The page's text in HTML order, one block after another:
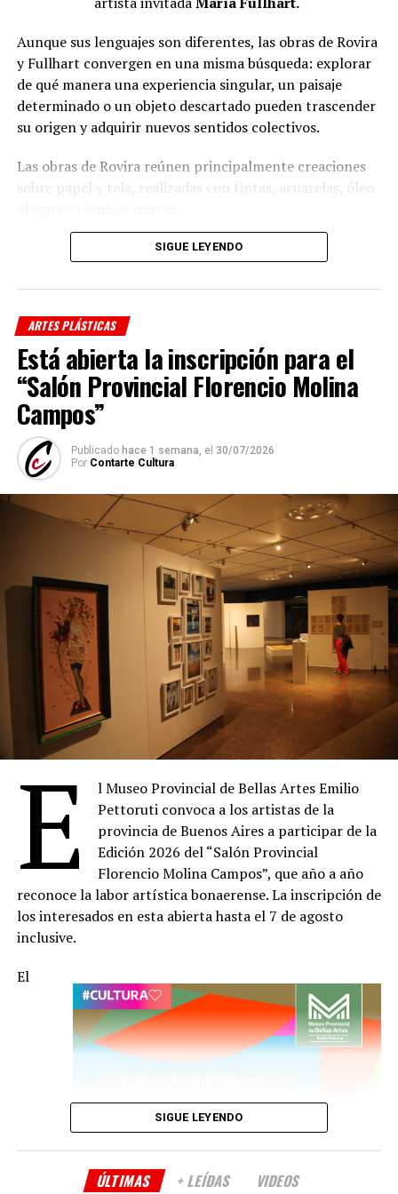
El evento es organizado por la Municipalidad de La Plata
colaboración de la Fundación Fortabat y la Universidad
Católica de La Plata.
(Fuente: Prensa Municipalidad de La Plata)
Aunque sus lenguajes son diferentes, las obras de Rovira
y Fullhart convergen en una misma búsqueda: explorar
de qué manera una experiencia singular, un paisaje
determinado o un objeto descartado pueden trascender
su origen y adquirir nuevos sentidos colectivos.
Las obras de Rovira reúnen principalmente creaciones
sobre papel y tela, realizadas con tintas, acuarelas, óleo
Entre las piezas que integran la muestra se
realizado en 2020, junto con acuarelas y dibujos en tinta
comoMis montañas
La propuesta de Fullhart, por su parte, fue construida a
partir de materiales recuperados y objetos que
perdieron su función original, con técnicas de
ensamblaje, intervención y reutilización para otorgarles
un nuevo valor simbólico y comunicacional.
La exposición puede visitarse de lunes a viernes, de 10 a
15, hasta mediados de septiembre en la icónica “caja de
cristal” de la Casa Matriz del Banco Ciudad ubicada en
Florida 302, en el microcentro porteño.
Todas las obras están disponibles en el catálogo de la
tienda de arte online.
Quién es Rosa Rovira
Rosa Rovira nació en Quilmes, provincia de Buenos Aires.
Es dibujante, pintora, docente y escritora, y egresó de la
Facultad de Filosofía y Letras de la Universidad de
Buenos Aires. Es miembro de la Sociedad Argentina de
Artes y de asociaciones de artistas visuales de Noruega y
Barcelona.
Desde la década de 1980 participa en salones
municipales, provinciales, nacionales e internacionales,
y ha realizado exposiciones individuales y colectivas en
la Argentina, Panamá, España, Francia, Noruega y
Japón, entre otros países.
Fue seleccionada en las Bienales Internacionales de
Dibujo de Pilsen, República Checa, auspiciadas por la
Asociación Internacional de Arte de Europa. Sus obras
forman parte de museos, instituciones educativas y
colecciones públicas y privadas de la Argentina, América
Además de su producción artística, ha desarrollado
reside entre la Ciudad de Buenos Aires y Las Rosas,
SIGUE LEYENDO
ARTES PLÁSTICAS
Está abierta la inscripción para el
“Salón Provincial Florencio Molina
Campos”
Publicado hace 1 semana, el 30/07/2026
Por Contarte Cultura
E
l Museo Provincial de Bellas Artes Emilio
Pettoruti convoca a los artistas de la
provincia de Buenos Aires a participar de la
Edición 2026 del “Salón Provincial
Florencio Molina Campos”, que año a año
reconoce la labor artística bonaerense. La inscripción de
los interesados en esta abierta hasta el 7 de agosto
inclusive.
El
SIGUE LEYENDO
ÚLTIMAS + LEÍDAS VIDEOS